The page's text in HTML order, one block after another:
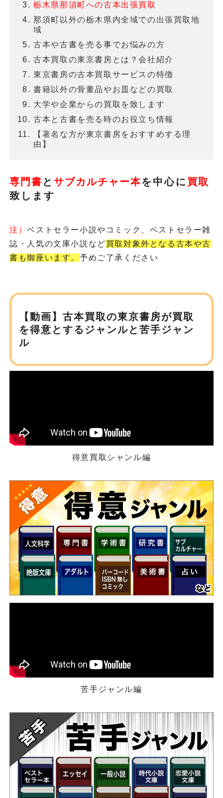
栃木県那須町への古本出張買取
那須町以外の栃木県内全域での出張買取地
域
古本や古書を売る事でお悩みの方
古本買取の東京書房とは？会社紹介
東京書房の古本買取サービスの特徴
書籍以外の骨董品やお皿などの買取
大学や企業からの買取を致します
古本と古書を売る時のお役立ち情報
【著名な方が東京書房をおすすめする理
由】
専門書 とサブカルチャー本を 中心に 買取
致します
注）ベストセラー小説やコミック、ベストセラー雑
誌・人気の文庫小説など買取対象外となる古本や古
書も御座います。 予めご了承ください
【動画】古本買取の東京書房が買取
を得意とするジャンルと苦手ジャン
ル
得意買取シャンル編
苦手ジャンル編